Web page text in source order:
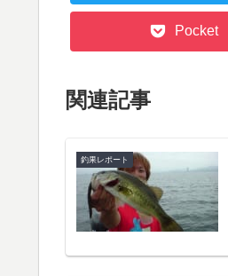
Pocket
関連記事
釣果レポート